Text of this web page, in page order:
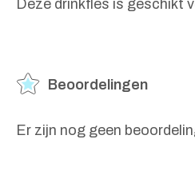
Deze drinkfles is geschikt
Beoordelingen
Er zijn nog geen